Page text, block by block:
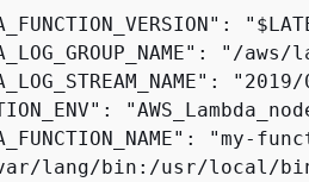
"/aws/
"my-
lang/bin:/usr/local/